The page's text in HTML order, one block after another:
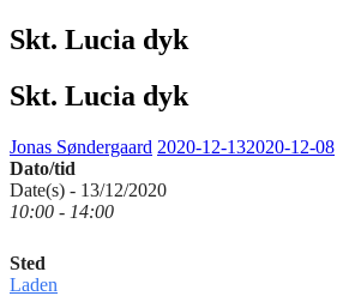
Skt. Lucia dyk
Skt. Lucia dyk
Jonas Søndergaard 2020-12-132020-12-08
Dato/tid
Date(s) - 13/12/2020
10:00 - 14:00
Sted
Laden